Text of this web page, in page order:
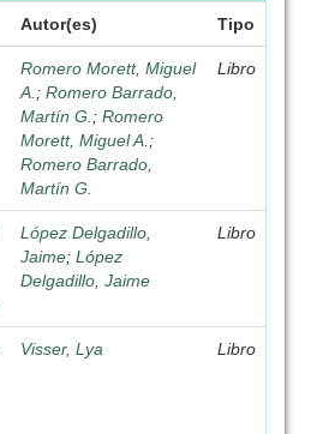
Autor(es) Tipo
Romero Morett, Miguel
A. ; Romero Barrado,
Martín G. ; Romero
Morett, Miguel A. ;
Romero Barrado,
Martín G.
Libro
López Delgadillo,
Jaime; López
Delgadillo, Jaime
Libro
Visser, Lya Libro